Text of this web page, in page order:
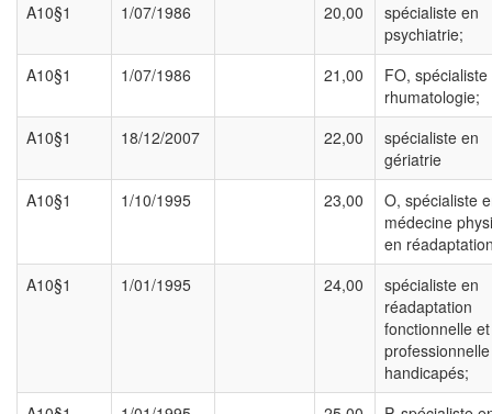
A10§1
1/07/1986 20,00
spécialiste en
psychiatrie;
A10§1
1/07/1986 21,00
FO, spécialiste
rhumatologie;
A10§1
18/12/2007 22,00
spécialiste en
gériatrie
A10§1
1/10/1995 23,00
O, spécialiste
médecine
en
A10§1
1/01/1995 24,00
spécialiste en
réadaptation
fonctionnelle et
handicapés;